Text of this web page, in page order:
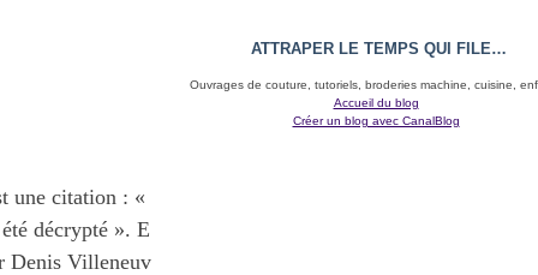
une citation : «
décrypté ». E
Denis Villeneuv
ATTRAPER LE TEMPS QUI FILE…
Ouvrages de couture, tutoriels, broderies machine, cuisine,
Accueil du blog
Créer un blog avec CanalBlog